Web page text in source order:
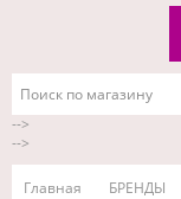
-->
-->
Главная БРЕНДЫ